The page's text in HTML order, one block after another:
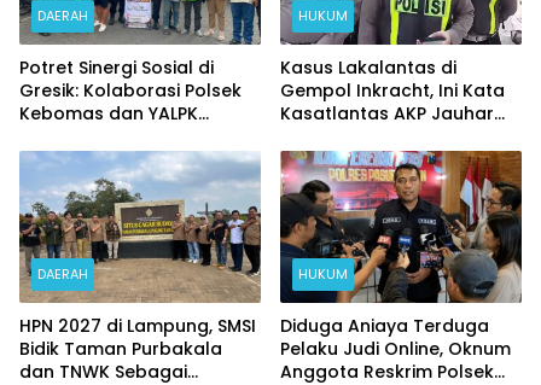
DAERAH
Potret Sinergi Sosial di
Gresik: Kolaborasi Polsek
Kebomas dan YALPK
Ojol dan Warga
HUKUM
Kasus Lakalantas di
Gempol Inkracht, Ini Kata
Kasatlantas AKP Jauhar
DAERAH
HPN 2027 di Lampung, SMSI
Bidik Taman Purbakala
dan TNWK Sebagai
HUKUM
Diduga Aniaya Terduga
Pelaku Judi Online, Oknum
Anggota Reskrim Polsek